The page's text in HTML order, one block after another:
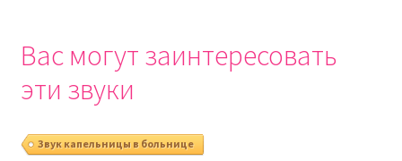
Вас могут заинтересовать
эти звуки
Звук капельницы в больнице